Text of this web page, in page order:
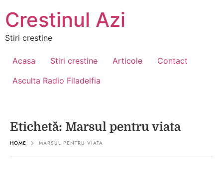
Crestinul Azi
Stiri crestine
Acasa Stiri crestine Articole
Contact
Asculta Radio Filadelfia
Etichetă: Marsul pentru viata
HOME MARSUL PENTRU VIATA